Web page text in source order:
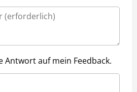
Antwort auf mein Feedback.